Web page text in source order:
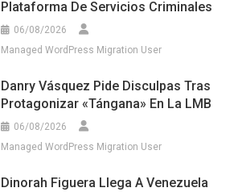
Plataforma De Servicios Criminales
06/08/2026
Managed WordPress Migration User
Danry Vásquez Pide Disculpas Tras
Protagonizar «tángana» En La LMB
06/08/2026
Managed WordPress Migration User
Dinorah Figuera Llega A Venezuela